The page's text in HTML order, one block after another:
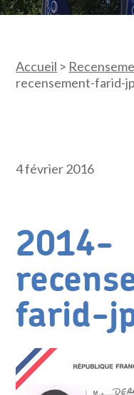
Accueil >
recensement-farid-
4 février 2016
2014-
farid-